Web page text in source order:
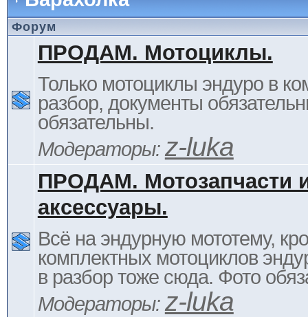
Форум
ПРОДАМ. Мотоциклы.
Только мотоциклы эндуро в
разбор, документы
обязательны.
Модераторы: z-luka
ПРОДАМ. Мотозапчасти
аксессуары.
Всё на эндурную мототему,
комплектных мотоциклов
в разбор тоже сюда. Фото
Модераторы: z-luka